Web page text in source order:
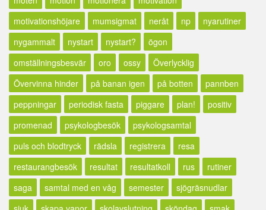
motivationshöjare
mumsigmat neråt np
nyarutiner
nygammalt
nystart nystart?
ögon
omställningsbesvär
oro ossy
Överlycklig
Övervinna hinder
på banan igen på botten
pannben
peppningar
periodisk fasta piggare plan!
positiv
promenad
psykologbesök
psykologsamtal
puls och blodtryck
rädsla registrera
resa
restaurangbesök
resultat resultatkoll rus
rutiner
saga
samtal med en våg semester
sjögräsnudlar